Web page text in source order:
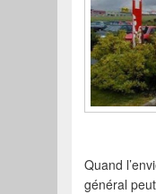
Quand
général